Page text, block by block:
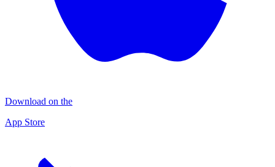
Download on the
App Store